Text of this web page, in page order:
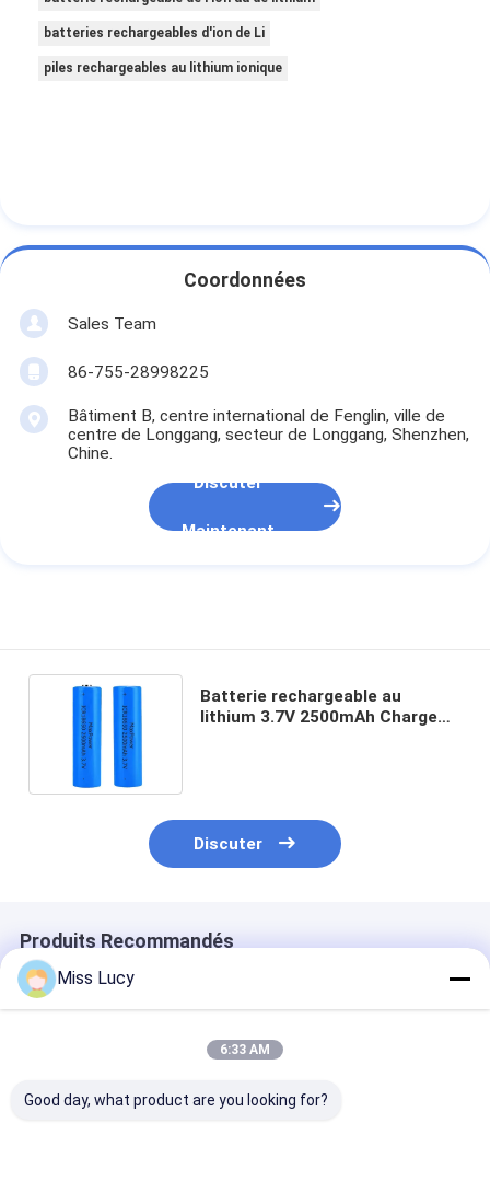
batteries rechargeables d'ion de Li
piles rechargeables au lithium ionique
Coordonnées
Sales Team
86-755-28998225
Bâtiment B, centre international de Fenglin, ville de
centre de Longgang, secteur de Longgang, Shenzhen,
Chine.
Discuter
Maintenant
Batterie rechargeable au
lithium 3.7V 2500mAh Charge
Discuter
Produits Recommandés
Miss Lucy
6:33 AM
Good day, what product are you looking for?